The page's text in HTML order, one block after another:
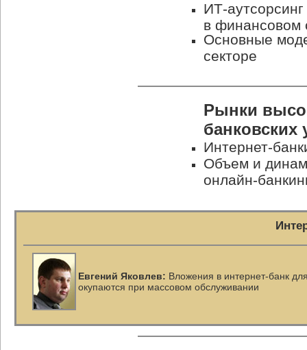
ИТ-аутсорсинг
в финансовом
Основные
секторе
Рынки
банковских
Интернет-
Объем и
онлайн-
Евгений Яковлев: Вложения в интернет-банк
окупаются при массовом обслуживании